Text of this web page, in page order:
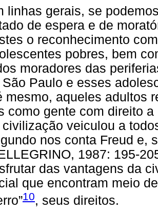
linhas gerais, se
de espera e de
o reconhecimento
pobres, bem
moradores das
São Paulo e esses
mesmo, aqueles adultos
como gente com direito
civilização veiculou a
nos conta Freud e,
1987: 195-
das vantagens da
que encontram meio
10, seus direitos.